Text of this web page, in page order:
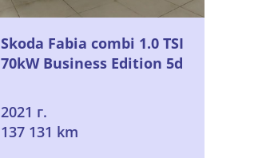
Skoda Fabia combi 1.0 TSI
70kW Business Edition 5d
2021 г.
137 131 km